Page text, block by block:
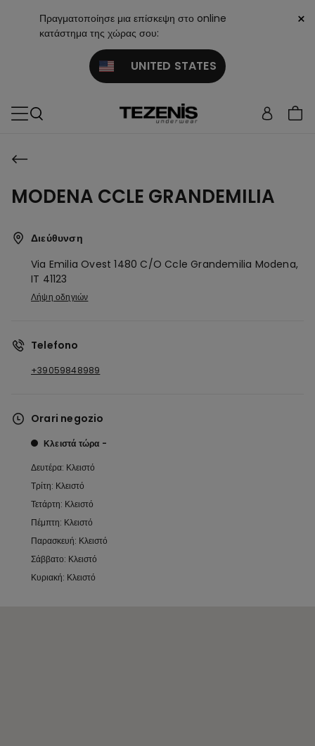
Πραγματοποίησε μια επίσκεψη στο online
κατάστημα της χώρας σου:
UNITED STATES
×
MODENA CCLE GRANDEMILIA
Διεύθυνση
Via Emilia Ovest 1480 C/o Ccle Grandemilia Modena,
IT 41123
Λήψη οδηγιών
Telefono
+39059848989
Orari negozio
Κλειστά τώρα
Δευτέρα: Κλειστό
Τρίτη: Κλειστό
Τετάρτη: Κλειστό
Πέμπτη: Κλειστό
Παρασκευή: Κλειστό
Σάββατο: Κλειστό
Κυριακή: Κλειστό